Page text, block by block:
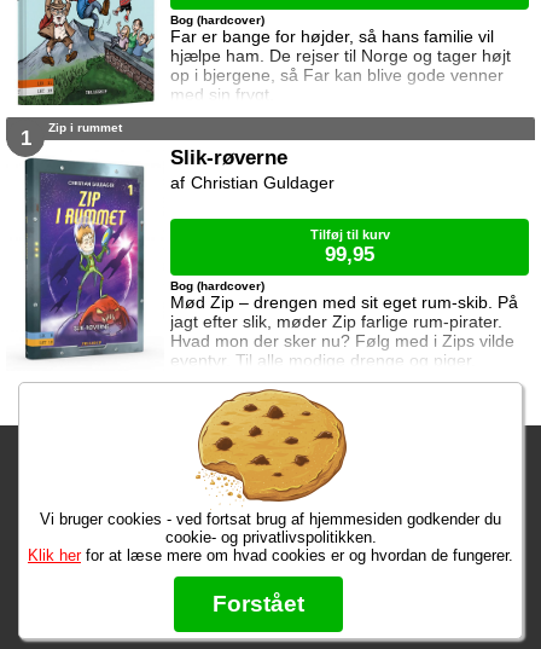
Far er bange for højder, så hans familie vil
hjælpe ham. De rejser til Norge og tager højt
op i bjergene, så Far kan blive gode venner
med sin frygt.
Bog (hardcover)
1 Zip i rummet
Slik-røverne
Mød Zip – drengen med sit eget rum-skib. På
jagt efter slik, møder Zip farlige rum-pirater.
Hvad mon der sker nu? Følg med i Zips vilde
eventyr. Til alle modige drenge og piger.
Bog (hardcover)
Christian Guldager
Tilføj til kurv
99,95
Fragtgebyret er DKK 59,95 • Fragtgebyret bortfalder ved køb over
DKK 299,00
Bestiller du nu, har du dine varer på tirsdag!
Max 50 kr. Bøger til en 🐕
★★★★★
Læs hvad vores kunder siger om os på Trustpilot
Vi bruger cookies - ved fortsat brug af hjemmesiden godkender du
cookie- og privatlivspolitikken.
Klik herfor at læse mere om hvad cookies er og hvordan de fungerer.
Forstået